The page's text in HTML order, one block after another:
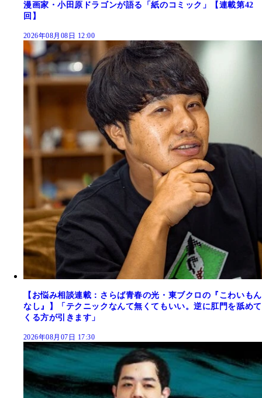
漫画家・小田原ドラゴンが語る「紙のコミック」【連載第42
回】
2026年08月08日 12:00
【お悩み相談連載：さらば青春の光・東ブクロの『こわいもん
なし』】「テクニックなんて無くてもいい。逆に肛門を舐めて
くる方が引きます」
2026年08月07日 17:30